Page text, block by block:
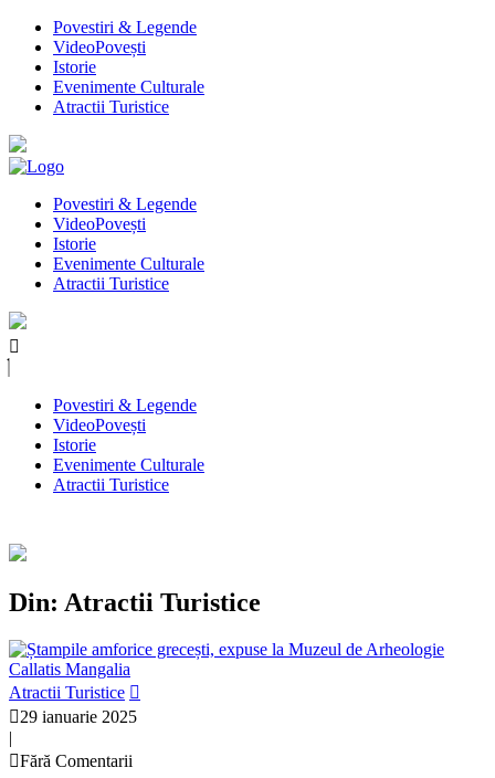
Povestiri & Legende
VideoPovești
Istorie
Evenimente Culturale
Atractii Turistice
Povestiri & Legende
VideoPovești
Istorie
Evenimente Culturale
Atractii Turistice
Povestiri & Legende
VideoPovești
Istorie
Evenimente Culturale
Atractii Turistice
Din: Atractii Turistice
Atractii Turistice
29 ianuarie 2025
|
Fără Comentarii